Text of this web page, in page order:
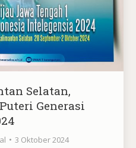
Selatan,
Generasi
3 Oktober 2024